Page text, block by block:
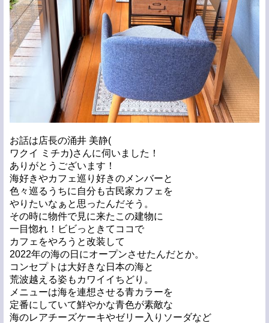
お話は店長の涌井 美静(
ワクイ ミチカ)さんに伺いました！
ありがとうございます！
海好きやカフェ巡り好きのメンバーと
色々巡るうちに自分も古民家カフェを
やりたいなぁと思ったんだそう。
その時に物件で見に来たこの建物に
一目惚れ！ビビっときてココで
カフェをやろうと改装して
2022年の海の日にオープンさせたんだとか。
コンセプトは大好きな日本の海と
荒波越える姿もカワイイちどり。
メニューは海を連想させる青カラーを
定番にしていて鮮やかな青色が素敵な
海のレアチーズケーキやゼリー入りソーダなど